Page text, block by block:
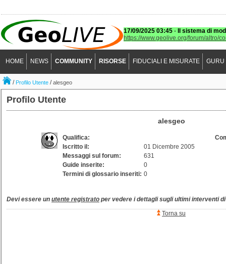
17/09/2025 03:45 -
Il sistema di
https://www.geolive.org/forum/altro/
HOME NEWS COMMUNITY RISORSE FIDUCIALI E MISURATE GURU
/Profilo Utente /alesgeo
Profilo Utente
alesgeo
Qualifica:
Iscritto il:
01 Dicembre 2005
Messaggi sul forum:
631
Guide inserite:
0
Termini di glossario inseriti: 0
Devi essere un utente registrato per vedere i dettagli sugli ultimi interventi
Torna su